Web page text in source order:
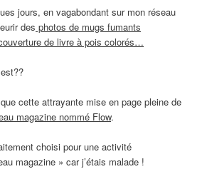
jours, en vagabondant sur mon réseau
des photos de mugs fumants
de livre à pois colorés…
cette attrayante mise en page pleine de
magazine nommé Flow.
choisi pour une activité
magazine » car j’étais malade !